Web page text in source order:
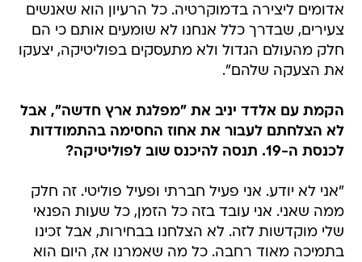
אדומים ליצירה בדמוקרטיה. כל הרעיון הוא שאנשים
צעירים, שבדרך כלל אנחנו לא שומעים אותם כי הם
חלק מהעולם הגדול ולא מתעסקים בפוליטיקה, יצעקו
את הצעקה שלהם".
הקמת עם אלדד יניב את "מפלגת ארץ חדשה", אבל
לא הצלחתם לעבור את אחוז החסימה בהתמודדות
לכנסת ה-19. תנסה להיכנס שוב לפוליטיקה?
"אני לא יודע. אני פעיל חברתי ופעיל פוליטי. זה חלק
ממה שאני. אני עובד בזה כל הזמן, כל שעות הפנאי
שלי מוקדשות לזה. לא הצלחנו בבחירות, אבל זכינו
בתמיכה מאוד רחבה. כל מה שאמרנו אז, היום הוא